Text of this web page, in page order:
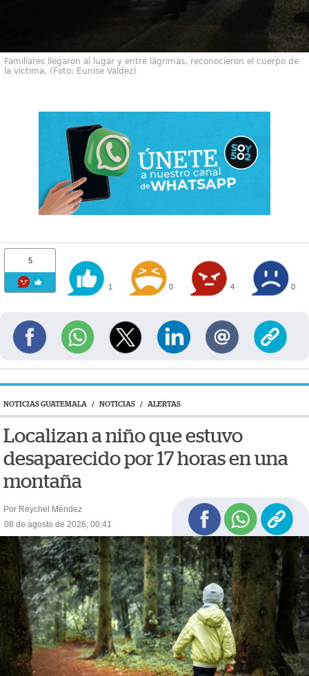
Familiares llegaron al lugar y entre lágrimas, reconocieron el cuerpo de
la víctima. (Foto: Eunise Valdez)
5
1 0 4 0
NOTICIAS GUATEMALA / NOTICIAS / ALERTAS
Localizan a niño que estuvo
desaparecido por 17 horas en una
montaña
Por Reychel Méndez
08 de agosto de 2026, 00:41